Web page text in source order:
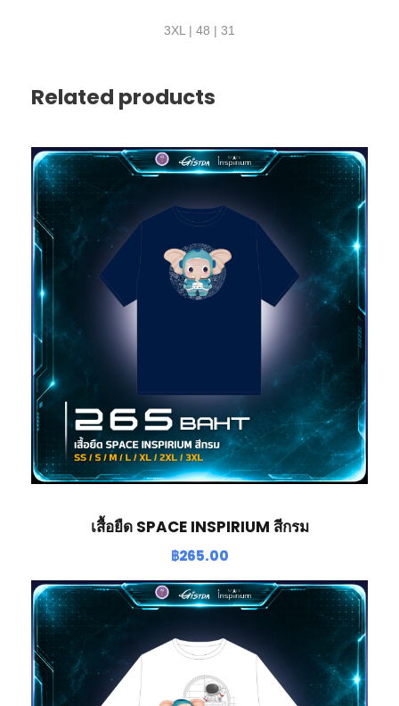
3XL | 48 | 31
Related products
เสื้อยืด SPACE INSPIRIUM สีกรม
฿265.00